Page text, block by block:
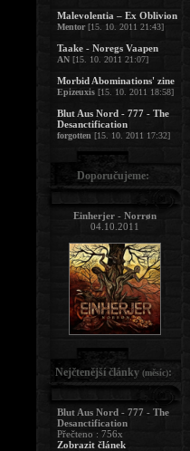
Malevolentia – Ex Oblivion
Mentor[15. 10. 2011 21:43]
Taake - Noregs Vaapen
AN [15. 10. 2011 21:07]
Morbid Abominations' zine
Epizeuxis [15. 10. 2011 18:58]
Blut Aus Nord - 777 - The
Desanctification
forgotten [15. 10. 2011 17:32]
Doporučujeme:
Einherjer - Norrøn
04.10.2011
Nejčtenější články (měsíc):
Blut Aus Nord - 777 - The
Desanctification
Přečteno : 756x
Zobrazit článek